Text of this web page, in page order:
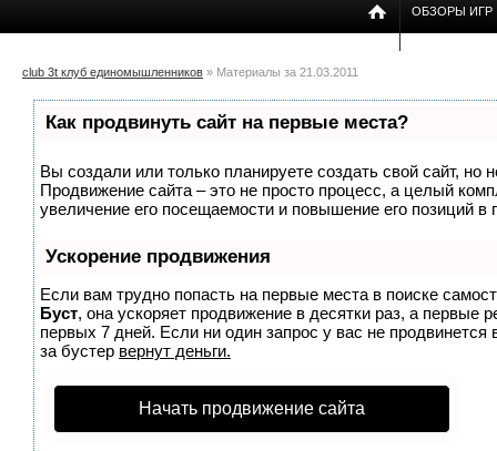
ОБЗОРЫ ИГР
club 3t клуб единомышленников » Материалы за 21.03.2011
Как продвинуть сайт на первые места?
Вы создали или только планируете создать свой сайт, но
Продвижение сайта – это не просто процесс, а целый
увеличение его посещаемости и повышение его позиций в
Ускорение продвижения
Если вам трудно попасть на первые места в поиске
Буст, она ускоряет продвижение в десятки раз, а первые
первых 7 дней. Если ни один запрос у вас не продвинется
за бустер вернут деньги.
Начать продвижение сайта